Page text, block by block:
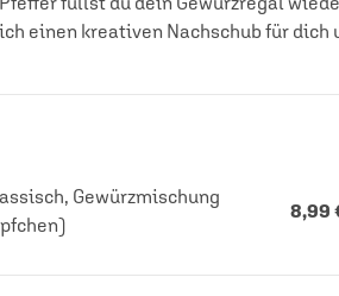
einen kreativen Nachschub für dich
Gewürzmischung
8,99